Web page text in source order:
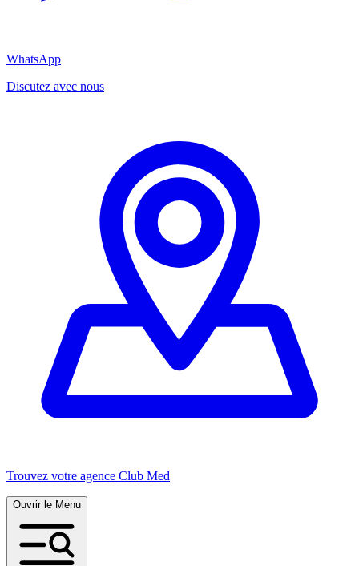
WhatsApp
Discutez avec nous
Trouvez votre agence Club Med
Ouvrir le Menu